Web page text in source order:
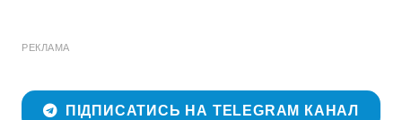
РЕКЛАМА
ПІДПИСАТИСЬ НА TELEGRAM КАНАЛ